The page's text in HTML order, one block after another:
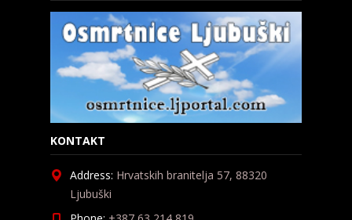
KONTAKT
Address: Hrvatskih branitelja 57, 88320
Ljubuški